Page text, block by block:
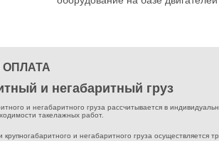
и негабаритный груз
и негабаритного груза рассчитывается в
такелажных работ.
крупногабаритного и негабаритного груза